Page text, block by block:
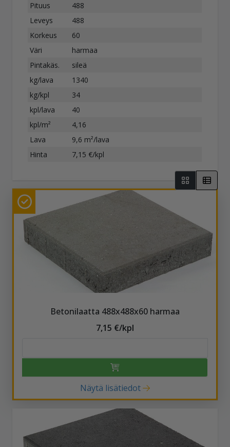
Pituus
488
Leveys
488
Korkeus
60
Väri
harmaa
Pintakäs.
sileä
kg/lava
1340
kg/kpl
34
kpl/lava
40
kpl/m²
4,16
Lava
9,6 m²/lava
Hinta
7,15 €/kpl
Betonilaatta 488x488x60 harmaa
7,15 €/kpl
Näytä lisätiedot